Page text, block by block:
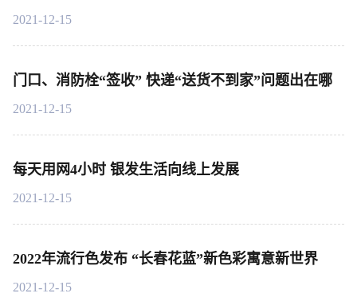
2021-12-15
门口、消防栓“签收” 快递“送货不到家”问题出在哪
2021-12-15
每天用网4小时 银发生活向线上发展
2021-12-15
2022年流行色发布 “长春花蓝”新色彩寓意新世界
2021-12-15